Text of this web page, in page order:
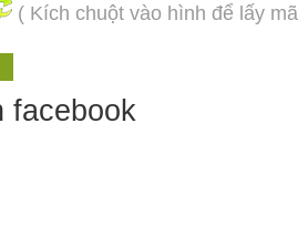
( Kích chuột vào hình để lấy mã
facebook